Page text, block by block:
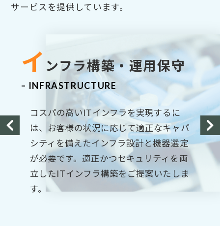
サービスを提供しています。
IT コンサルティング
– CONSULTING
お客様のIT戦略における課題の本質を明
確にし、理想を現実にする戦略立案から
業務改善、システム導入に至るまで当社
の経験豊富なコンサルタントがトータル
でサポートします。
ア プリケーション開発
– APP DEVELOPMENT
「成果物のクオリティー」「納期遅延」
「工数の大幅な増加」などお客様のアプ
リ開発依頼に関する悩みは尽きません。
当社はお客様のそんな悩みをWeb・ス
マホアプリ開発の実績と技術力、チーム
力で解決します。
イ ンフラ構築・運用保守
– INFRASTRUCTURE
コスパの高いITインフラを実現するに
は、お客様の状況に応じて適正なキャパ
シティを備えたインフラ設計と機器選定
が必要です。適正かつセキュリティを両
立したITインフラ構築をご提案いたしま
す。
エ ンジニアリング
サービス
– ENGINEERING SERVICE
お客様のインフラ・開発プロジェクトの
期間や業務内容に応じて、お客様先常駐
型からリモートワーク型まで柔軟なスタ
イルで、当社ITエンジニアにより短中期
的に人的リソース不足の解決を支援しま
建 設コンサルタント・
DX推進化事業
– CONSTRUCTION / DX
土木工事の調査・施工・積算および維持
管理など全般で技術支援しております。
また、建設業界のDX化推進において、
アプリ開発・現場情報共有化サービスを
提供しております。